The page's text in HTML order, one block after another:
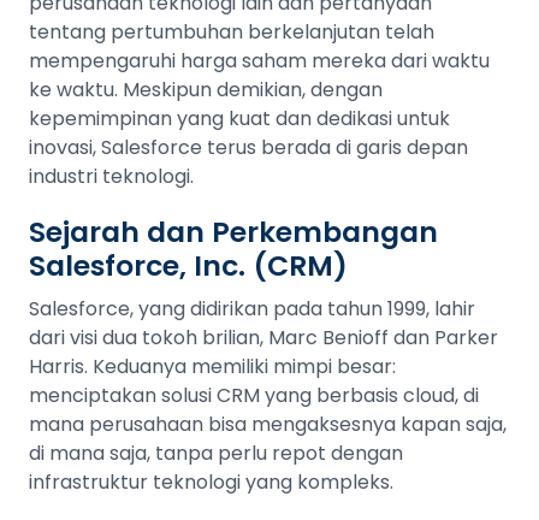
tentang pertumbuhan berkelanjutan telah
mempengaruhi harga saham mereka dari waktu
ke waktu. Meskipun demikian, dengan
kepemimpinan yang kuat dan dedikasi untuk
inovasi, Salesforce terus berada di garis depan
industri teknologi.
Sejarah dan Perkembangan
Salesforce, Inc. (CRM)
Salesforce, yang didirikan pada tahun 1999, lahir
dari visi dua tokoh brilian, Marc Benioff dan Parker
Harris. Keduanya memiliki mimpi besar:
menciptakan solusi CRM yang berbasis cloud, di
mana perusahaan bisa mengaksesnya kapan saja,
di mana saja, tanpa perlu repot dengan
infrastruktur teknologi yang kompleks.